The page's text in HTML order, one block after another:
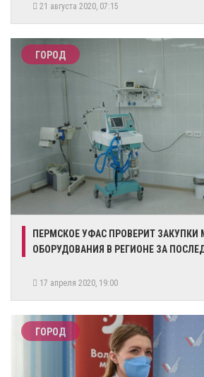
21 августа 2020, 07:15
ГОРОД
ПЕРМСКОЕ УФАС ПРОВЕРИТ
ОБОРУДОВАНИЯ В РЕГИОНЕ ЗА
17 апреля 2020, 19:00
ГОРОД